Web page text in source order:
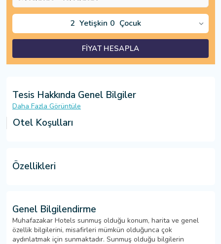
2 Yetişkin 0 Çocuk
FİYAT HESAPLA
Tesis Hakkında Genel Bilgiler
Daha Fazla Görüntüle
Otel Koşulları
Özellikleri
Genel Bilgilendirme
Muhafazakar Hotels sunmuş olduğu konum, harita ve genel
özellik bilgilerini, misafirleri mümkün olduğunca çok
aydınlatmak için sunmaktadır. Sunmuş olduğu bilgilerin